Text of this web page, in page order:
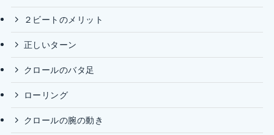
２ビートのメリット
正しいターン
クロールのバタ足
ローリング
クロールの腕の動き